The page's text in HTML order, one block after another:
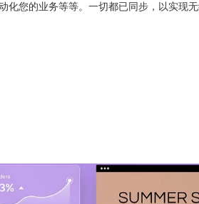
化您的业务等等。一切都已同步，以实现